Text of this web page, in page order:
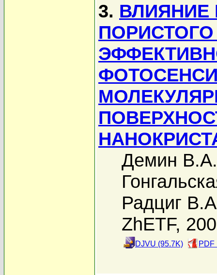
3. ВЛИЯНИЕ
Демин В.А.
Радциг
ZhETF,
DJVU (95.7K) PDF